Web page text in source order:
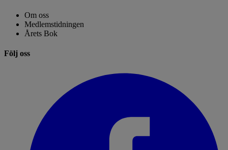
Om oss
Medlemstidningen
Årets Bok
Följ oss